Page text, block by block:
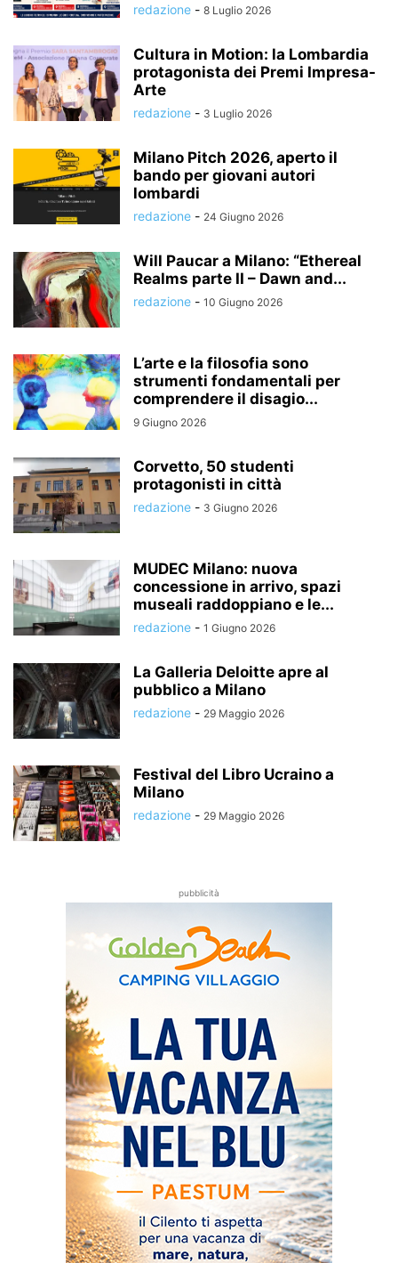
redazione - 8 Luglio 2026
Cultura in Motion: la Lombardia
protagonista dei Premi Impresa-
Arte
redazione - 3 Luglio 2026
Milano Pitch 2026, aperto il
bando per giovani autori
lombardi
redazione - 24 Giugno 2026
Will Paucar a Milano: “Ethereal
Realms parte II – Dawn and...
redazione - 10 Giugno 2026
L’arte e la filosofia sono
strumenti fondamentali per
comprendere il disagio...
9 Giugno 2026
Corvetto, 50 studenti
protagonisti in città
redazione - 3 Giugno 2026
MUDEC Milano: nuova
concessione in arrivo, spazi
museali raddoppiano e le...
redazione - 1 Giugno 2026
La Galleria Deloitte apre al
pubblico a Milano
redazione - 29 Maggio 2026
Festival del Libro Ucraino a
Milano
redazione - 29 Maggio 2026
pubblicità